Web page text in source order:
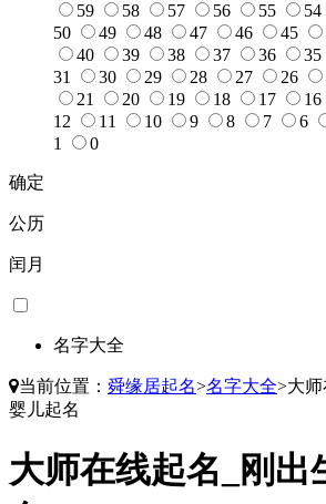
59
58 57 56 55 54
50
49 48 47 46 45
40
39 38 37 36 35
31
30 29 28 27 26
21
20 19 18 17 16
12
11 10 9 8 7 6
1
0
确定
公历
闰月
名字大全
当前位置： 舜缘居起名>名字大全>大
婴儿起名
大师在线起名_刚出